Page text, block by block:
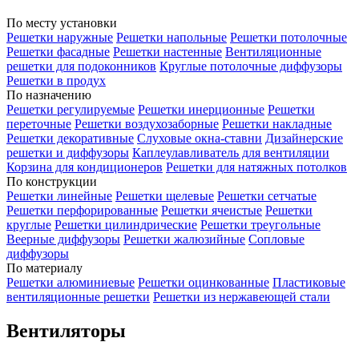
По месту установки
Решетки наружные Решетки напольные Решетки потолочные
Решетки фасадные Решетки настенные Вентиляционные
решетки для подоконников Круглые потолочные диффузоры
Решетки в продух
По назначению
Решетки регулируемые Решетки инерционные Решетки
переточные Решетки воздухозаборные Решетки накладные
Решетки декоративные Слуховые окна-ставни Дизайнерские
решетки и диффузоры Каплеулавливатель для вентиляции
Корзина для кондиционеров Решетки для натяжных потолков
По конструкции
Решетки линейные Решетки щелевые Решетки сетчатые
Решетки перфорированные Решетки ячеистые Решетки
круглые Решетки цилиндрические Решетки треугольные
Веерные диффузоры Решетки жалюзийные Сопловые
диффузоры
По материалу
Решетки алюминиевые Решетки оцинкованные Пластиковые
вентиляционные решетки Решетки из нержавеющей стали
Вентиляторы